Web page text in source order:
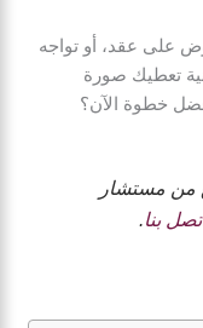
على عقد، أو تواجه
تعطيك صورة
خطوة الآن؟
من مستشار
بنا.